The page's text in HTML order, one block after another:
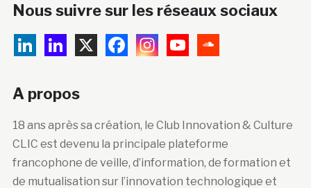
Nous suivre sur les réseaux sociaux
A propos
18 ans après sa création, le Club Innovation & Culture
CLIC est devenu la principale plateforme
francophone de veille, d’information, de formation et
de mutualisation sur l’innovation technologique et